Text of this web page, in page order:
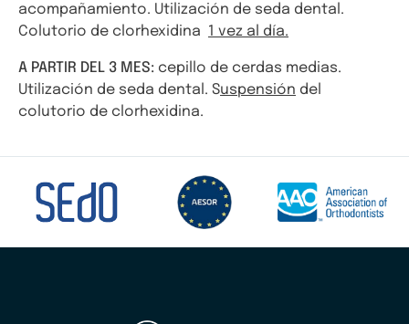
acompañamiento. Utilización de seda dental.
Colutorio de clorhexidina 1 vez al día.
A PARTIR DEL 3 MES: cepillo de cerdas medias.
Utilización de seda dental. Suspensión del
colutorio de clorhexidina.